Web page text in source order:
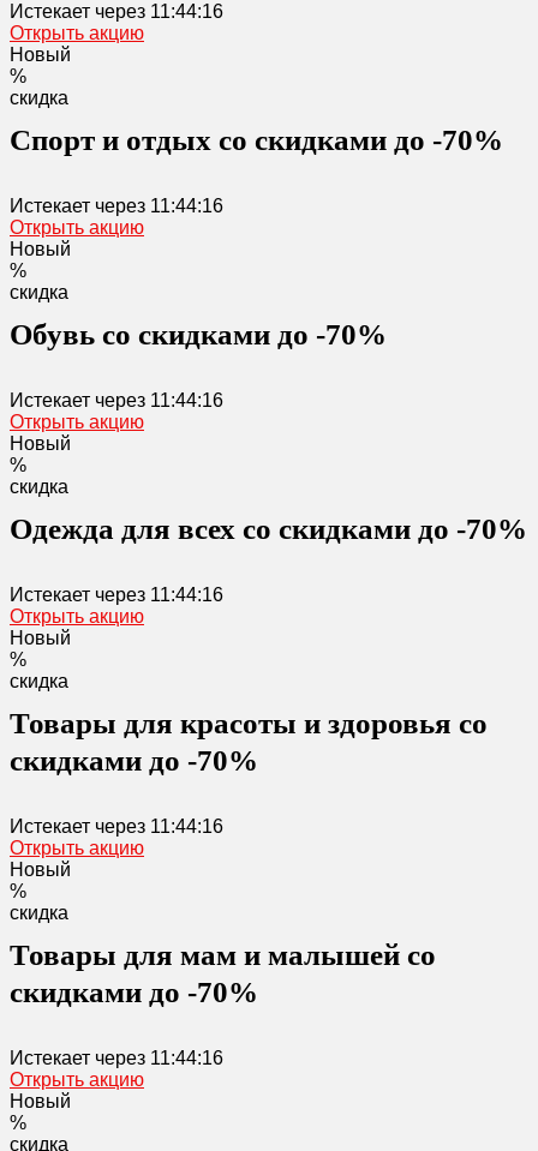
Истекает через 11:44:16
Открыть акцию
Новый
%
скидка
Спорт и отдых со скидками до -70%
Истекает через 11:44:16
Открыть акцию
Новый
%
скидка
Обувь со скидками до -70%
Истекает через 11:44:16
Открыть акцию
Новый
%
скидка
Одежда для всех со скидками до -70%
Истекает через 11:44:16
Открыть акцию
Новый
%
скидка
Товары для красоты и здоровья со
скидками до -70%
Истекает через 11:44:16
Открыть акцию
Новый
%
скидка
Товары для мам и малышей со
скидками до -70%
Истекает через 11:44:16
Открыть акцию
Новый
%
скидка